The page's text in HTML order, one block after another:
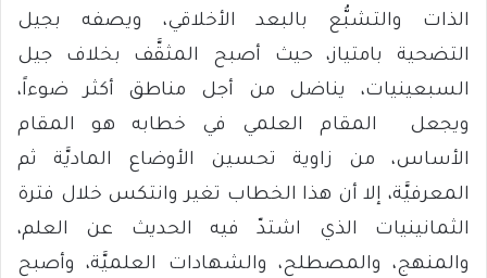
الذات والتشبُّع بالبعد الأخلاقي، ويصفه بجيل
التضحية بامتياز، حيث أصبح المثقَّف بخلاف جيل
السبعينيات، يناضل من أجل مناطق أكثر ضوءاً،
ويجعل المقام العلمي في خطابه هو المقام
الأساس، من زاوية تحسين الأوضاع الماديَّة ثم
المعرفيَّة، إلا أن هذا الخطاب تغير وانتكس خلال فترة
الثمانينيات الذي اشتدّ فيه الحديث عن العلم،
والمنهج، والمصطلح، والشهادات العلميَّة، وأصبح